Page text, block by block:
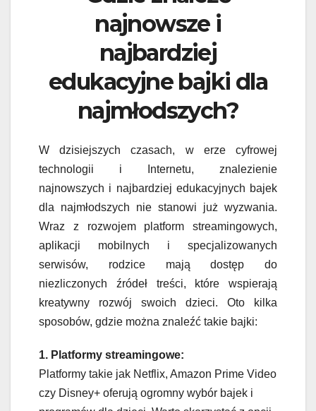
najnowsze i
najbardziej
edukacyjne bajki dla
najmłodszych?
W dzisiejszych czasach, w erze cyfrowej
technologii i Internetu, znalezienie
najnowszych i najbardziej edukacyjnych bajek
dla najmłodszych nie stanowi już wyzwania.
Wraz z rozwojem platform streamingowych,
aplikacji mobilnych i specjalizowanych
serwisów, rodzice mają dostęp do
niezliczonych źródeł treści, które wspierają
kreatywny rozwój swoich dzieci. Oto kilka
sposobów, gdzie można znaleźć takie bajki:
1. Platformy streamingowe:
Platformy takie jak Netflix, Amazon Prime Video
czy Disney+ oferują ogromny wybór bajek i